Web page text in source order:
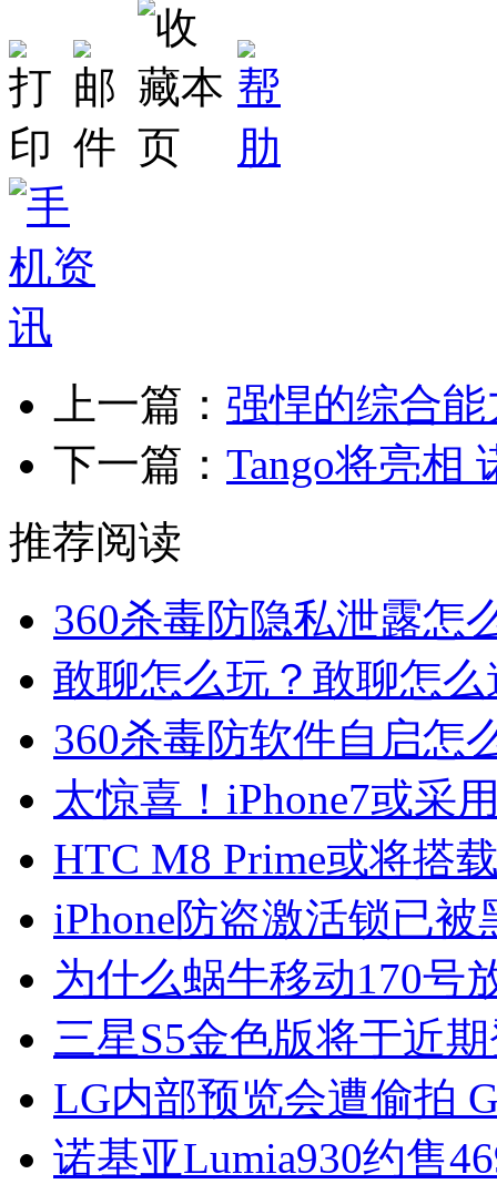
上一篇： 强悍的综合能
下一篇： Tango将亮相
推荐阅读
360杀毒防隐私泄露怎
敢聊怎么玩？敢聊怎
360杀毒防软件自启怎
太惊喜！iPhone7或采
HTC M8 Prime或将搭
iPhone防盗激活锁已被
为什么蜗牛移动170号
三星S5金色版将于近
LG内部预览会遭偷拍
诺基亚Lumia930约售